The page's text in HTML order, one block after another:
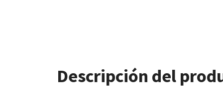
Descripción del